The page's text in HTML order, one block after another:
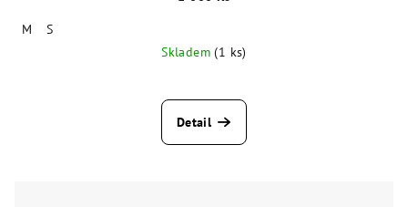
M
S
Skladem(1 ks)
Detail